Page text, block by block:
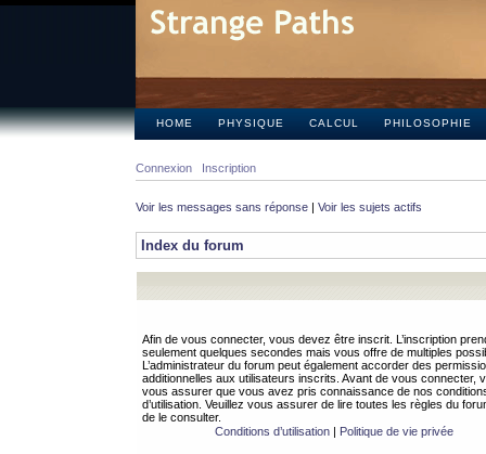
HOME PHYSIQUE CALCUL PHILOSOPHIE
Connexion Inscription
Voir les messages sans réponse | Voir les sujets actifs
Index du forum
Afin de vous connecter, vous devez être inscrit. L’inscription
seulement quelques secondes mais vous offre de multiples
L’administrateur du forum peut également accorder des
additionnelles aux utilisateurs inscrits. Avant de vous connecter,
vous assurer que vous avez pris connaissance de nos
d’utilisation. Veuillez vous assurer de lire toutes les règles du
de le consulter.
Conditions d’utilisation| Politique de vie privée